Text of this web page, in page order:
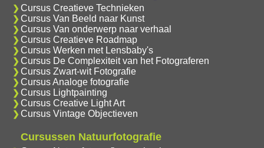
Cursus Creatieve Technieken
Cursus Van Beeld naar Kunst
Cursus Van onderwerp naar verhaal
Cursus Creatieve Roadmap
Cursus Werken met Lensbaby's
Cursus De Complexiteit van het Fotograferen
Cursus Zwart-wit Fotografie
Cursus Analoge fotografie
Cursus Lightpainting
Cursus Creative Light Art
Cursus Vintage Objectieven
Cursussen Natuurfotografie